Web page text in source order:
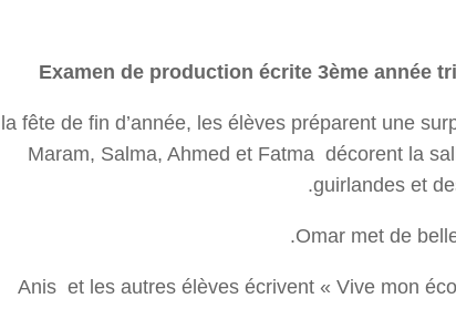
Examen de production écrite 3ème année
la fête de fin d’année, les élèves préparent une
Maram, Salma, Ahmed et Fatma décorent la
guirlandes et
Omar met de
Anis et les autres élèves écrivent « Vive mon